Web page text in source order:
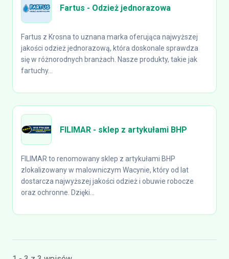
Fartus - Odzież jednorazowa
Fartus z Krosna to uznana marka oferująca najwyższej
jakości odzież jednorazową, która doskonale sprawdza
się w różnorodnych branżach. Nasze produkty, takie jak
fartuchy...
FILIMAR - sklep z artykułami BHP
FILIMAR to renomowany sklep z artykułami BHP
zlokalizowany w malowniczym Wacynie, który od lat
dostarcza najwyższej jakości odzież i obuwie robocze
oraz ochronne. Dzięki...